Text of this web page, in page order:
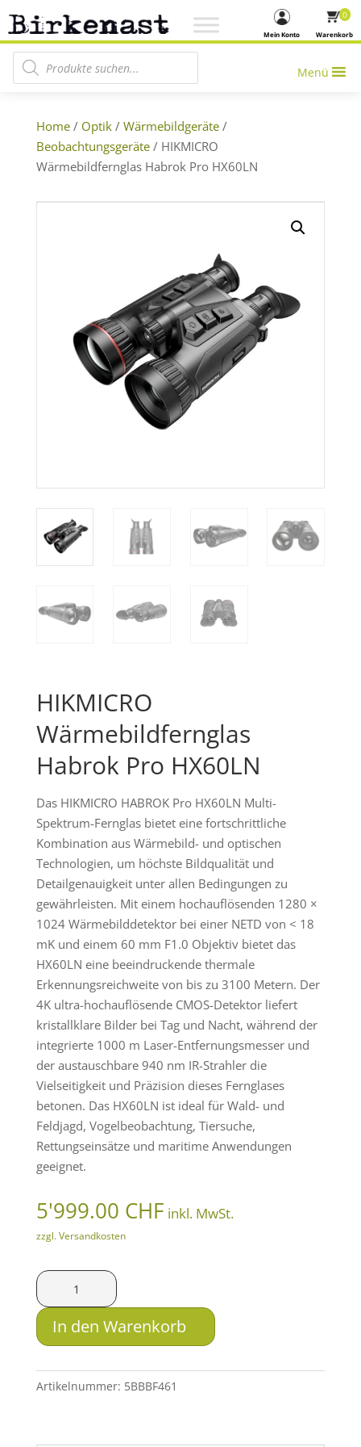
Warenkorb
0
Mein Konto
Products search
Menü
Home/ Optik/ Wärmebildgeräte/
Beobachtungsgeräte/ HIKMICRO
Wärmebildfernglas Habrok Pro HX60LN
HIKMICRO
Wärmebildfernglas
Habrok Pro HX60LN
Das HIKMICRO HABROK Pro HX60LN Multi-
Spektrum-Fernglas bietet eine fortschrittliche
Kombination aus Wärmebild- und optischen
Technologien, um höchste Bildqualität und
Detailgenauigkeit unter allen Bedingungen zu
gewährleisten. Mit einem hochauflösenden 1280 ×
1024 Wärmebilddetektor bei einer NETD von < 18
mK und einem 60 mm F1.0 Objektiv bietet das
HX60LN eine beeindruckende thermale
Erkennungsreichweite von bis zu 3100 Metern. Der
4K ultra-hochauflösende CMOS-Detektor liefert
kristallklare Bilder bei Tag und Nacht, während der
integrierte 1000 m Laser-Entfernungsmesser und
der austauschbare 940 nm IR-Strahler die
Vielseitigkeit und Präzision dieses Fernglases
betonen. Das HX60LN ist ideal für Wald- und
Feldjagd, Vogelbeobachtung, Tiersuche,
Rettungseinsätze und maritime Anwendungen
geeignet.
5'999.00 CHF inkl. MwSt.
zzgl. Versandkosten
HIKMICRO
Wärmebildfernglas
Habrok
Pro
Menge
In den Warenkorb
Artikelnummer: 5BBBF461